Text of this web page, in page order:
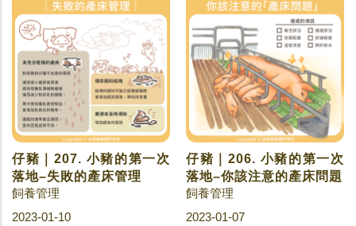
仔豬｜207. 小豬的第一次
落地–失敗的產床管理
飼養管理
2023-01-10
仔豬｜206. 小豬的第一次
落地–你該注意的產床問題
飼養管理
2023-01-07